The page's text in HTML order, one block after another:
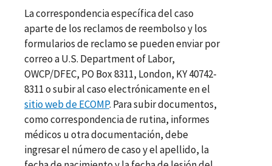
La correspondencia específica del caso
aparte de los reclamos de reembolso y los
formularios de reclamo se pueden enviar por
correo a U.S. Department of Labor,
OWCP/DFEC, PO Box 8311, London, KY 40742-
8311 o subir al caso electrónicamente en el
sitio web de ECOMP. Para subir documentos,
como correspondencia de rutina, informes
médicos u otra documentación, debe
ingresar el número de caso y el apellido, la